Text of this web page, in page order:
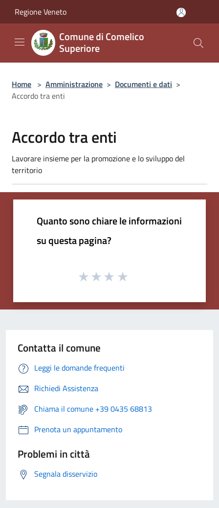
Regione Veneto
Comune di Comelico
Superiore
Home > Amministrazione > Documenti e dati >
Accordo tra enti
Accordo tra enti
Lavorare insieme per la promozione e lo sviluppo del
territorio
Quanto sono chiare le informazioni
su questa pagina?
Contatta il comune
Leggi le domande frequenti
Richiedi Assistenza
Chiama il comune +39 0435 68813
Prenota un appuntamento
Problemi in città
Segnala disservizio